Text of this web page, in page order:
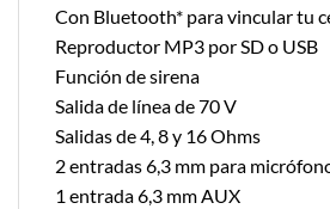
Con Bluetooth* para vincular tu
Reproductor MP3 por SD o USB
Función de sirena
Salida de línea de 70 V
Salidas de 4, 8 y 16 Ohms
2 entradas 6,3 mm para
1 entrada 6,3 mm AUX